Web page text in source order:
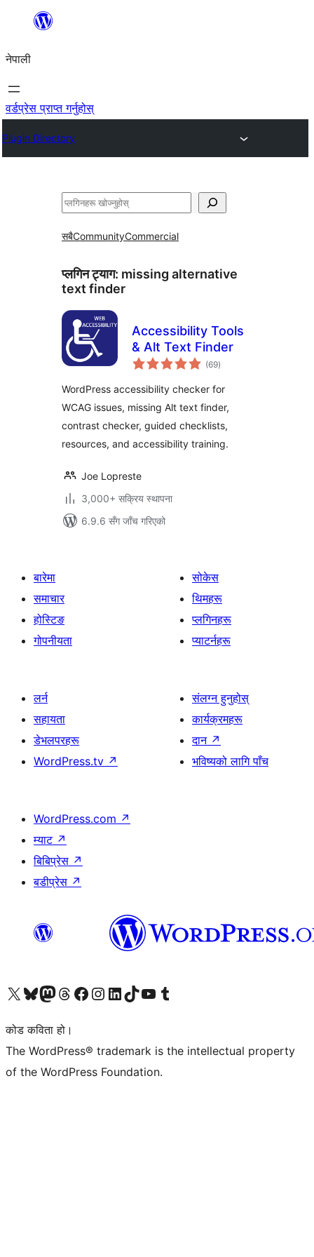
सामग्रीमा
नेपाली
वर्डप्रेस प्राप्त गर्नुहोस्
Plugin Directory
खोज्नुहोस्
सबैCommunityCommercial
प्लगिन ट्याग: missing alternative
text finder
Accessibility Tools
& Alt Text Finder
(69कुल
रेटिङ्गहरू
)
WordPress accessibility checker for
WCAG issues, missing Alt text finder,
contrast checker, guided checklists,
resources, and accessibility training.
Joe Lopreste
3,000+ सक्रिय स्थापना
6.9.6 सँग जाँच गरिएको
बारेमा
समाचार
होस्टिङ
गोपनीयता
सोकेस
थिमहरू
प्लगिनहरू
प्याटर्नहरू
लर्न
सहायता
डेभलपरहरू
WordPress.tv ↗
संलग्न हुनुहोस्
कार्यक्रमहरू
दान ↗
भविष्यको लागि पाँच
WordPress.com ↗
म्याट ↗
बिबिप्रेस ↗
बडीप्रेस ↗
हाम्रो X (पहिले ट्विटर) खातामा जानुहोस्
हाम्रो Bluesky खाता भ्रमण गर्नुहोस्
हाम्रो म्यास्टोडन खाता भ्रमण गर्नुहोस्
हाम्रो थ्रेड्स खातामा जानुहोस्
हाम्रो फेसबुक पेजमा जानुहोस्
हाम्रो इन्स्टाग्राम खातामा जानुहोस्
हाम्रो लिङ्क्डइन खातामा जानुहोस्
हाम्रो TikTok खाता भ्रमण गर्नुहोस्
हाम्रो युट्युब च्यानलमा जानुहोस्
हाम्रो टम्बलर खाता भ्रमण गर्नुहोस्
कोड कविता हो।
The WordPress® trademark is the intellectual property
of the WordPress Foundation.